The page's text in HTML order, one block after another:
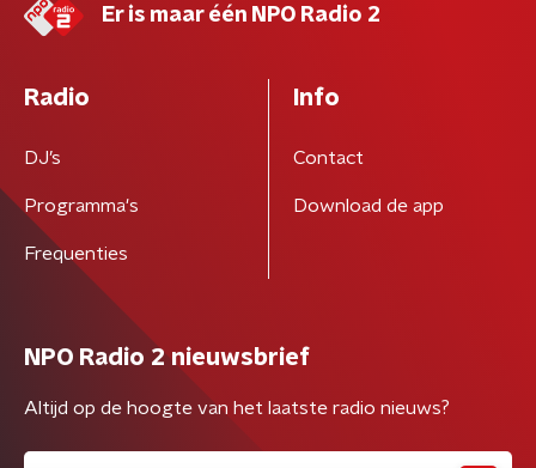
Er is maar één NPO Radio 2
Radio
DJ’s
Programma's
Frequenties
Info
Contact
Download de app
NPO Radio 2 nieuwsbrief
Altijd op de hoogte van het laatste radio nieuws?